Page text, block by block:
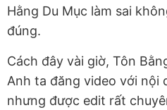
Hằng Du Mục làm sai
đúng.
Cách đây vài giờ, Tôn
Anh ta đăng video với nội
nhưng được edit rất